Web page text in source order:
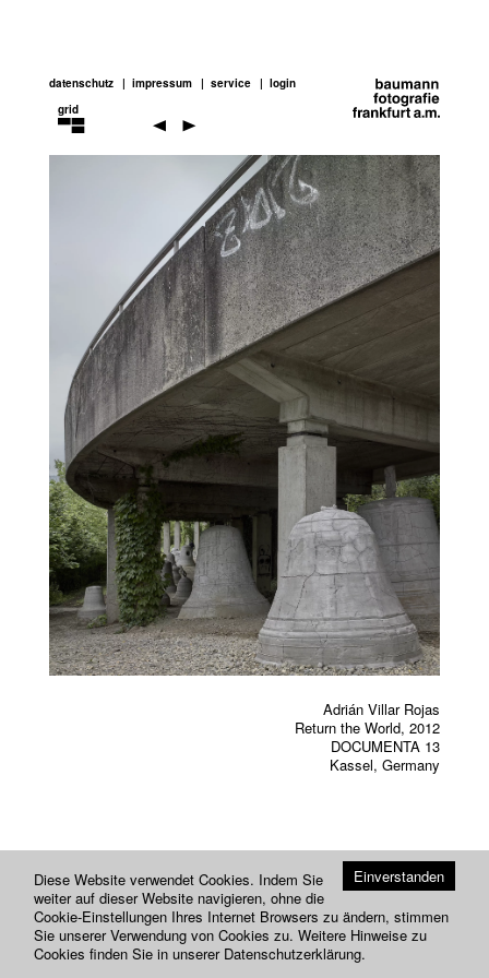
datenschutz impressum service
login
grid
adrian
Adrián Villar Rojas
Return the World, 2012
DOCUMENTA 13
Kassel, Germany
Einverstanden
Diese Website verwendet Cookies. Indem Sie
weiter auf dieser Website navigieren, ohne die
Cookie-Einstellungen Ihres Internet Browsers zu ändern, stimmen
Sie unserer Verwendung von Cookies zu. Weitere Hinweise zu
Cookies finden Sie in unserer Datenschutzerklärung.